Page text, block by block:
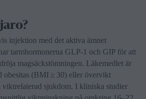
injektion med det aktiva ämnet
tarmhormonerna GLP‑1 och GIP för att
magsäckstömningen. Läkemedlet är
obesitas (BMI ≥ 30) eller övervikt
sjukdom. I kliniska studier